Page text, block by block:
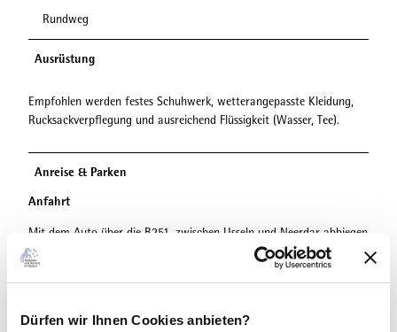
Dürfen wir Ihnen Cookies anbieten?
Rundweg
Ausrüstung
Empfohlen werden festes Schuhwerk, wetterangepasste Kleidung,
Rucksackverpflegung und ausreichend Flüssigkeit (Wasser, Tee).
Anreise & Parken
Anfahrt
Mit dem Auto über die B251, zwischen Usseln und Neerdar abbiegen
in Richtung Diemeltalsperre auf die L3082 nach Eimelrod
Kostenlose Parkplätze am Dorfgemeinschaftshaus oder Sportplatz,